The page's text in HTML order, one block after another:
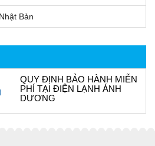
Bản
QUY ĐỊNH BẢO HÀNH MIỄN
PHÍ TẠI ĐIỆN LẠNH ÁNH
DƯƠNG